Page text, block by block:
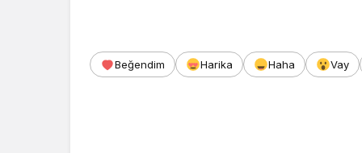
Beğendim Harika Haha Vay